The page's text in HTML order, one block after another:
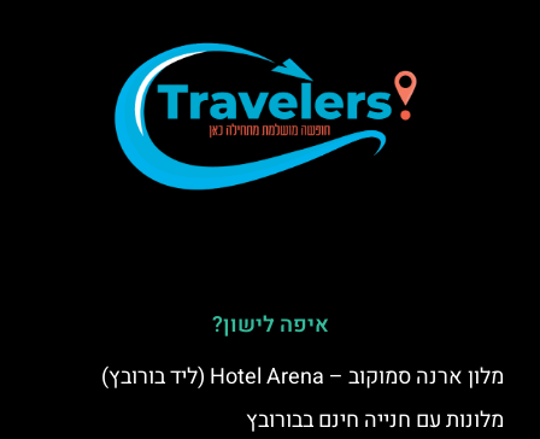
איפה לישון?
מלון ארנה סמוקוב – Hotel Arena (ליד בורובץ)
מלונות עם חנייה חינם בבורובץ